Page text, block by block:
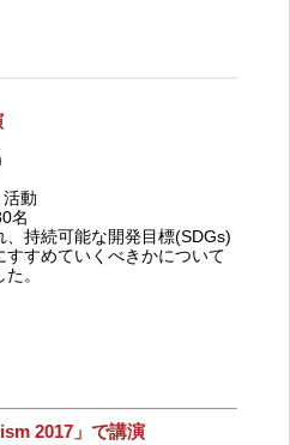
動
名
持続可能な開発目標(SDGs)
すめていくべきかについて
。
2017」で講演